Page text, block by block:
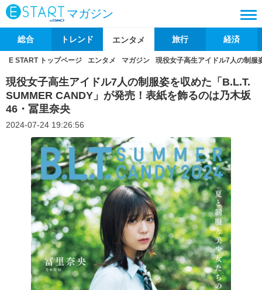
マガジン
総合 トレンド エンタメ 旅行 経済
E START トップページ エンタメ マガジン 現役女子高生アイドル7人の制服
現役女子高生アイドル7人の制服姿を収めた「B.L.T.
SUMMER CANDY」が発売！表紙を飾るのは乃木坂
46・冨里奈央
2024-07-24 19:26:56